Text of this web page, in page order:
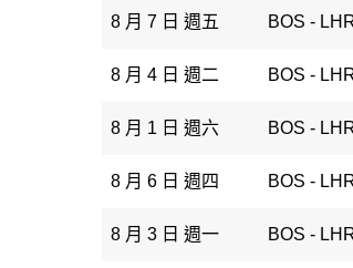
8 月 7 日 週五 BOS -
8 月 4 日 週二 BOS -
8 月 1 日 週六 BOS -
8 月 6 日 週四 BOS -
8 月 3 日 週一 BOS -